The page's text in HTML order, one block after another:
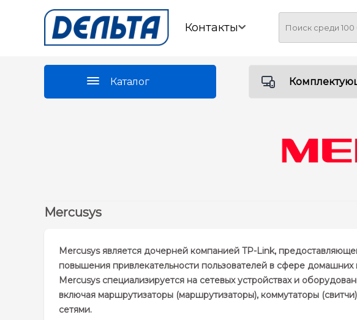
Контакты
Каталог
Mercusys
Mercusys является дочерней компанией TP-Link,
повышения привлекательности пользователей в сфере
Mercusys специализируется на сетевых устройствах и
включая маршрутизаторы (маршрутизаторы), коммутаторы
сетями.